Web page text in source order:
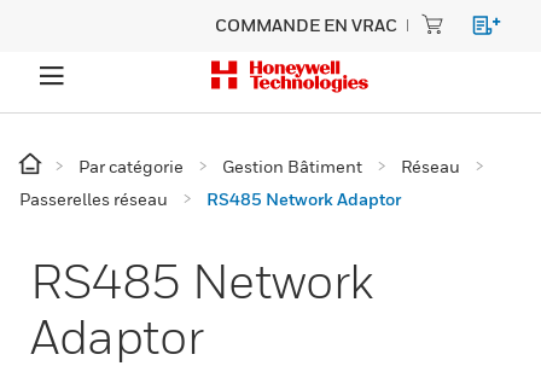
COMMANDE EN VRAC
Par catégorie Gestion Bâtiment
Réseau
Passerelles réseau
RS485 Network Adaptor
RS485 Network
Adaptor